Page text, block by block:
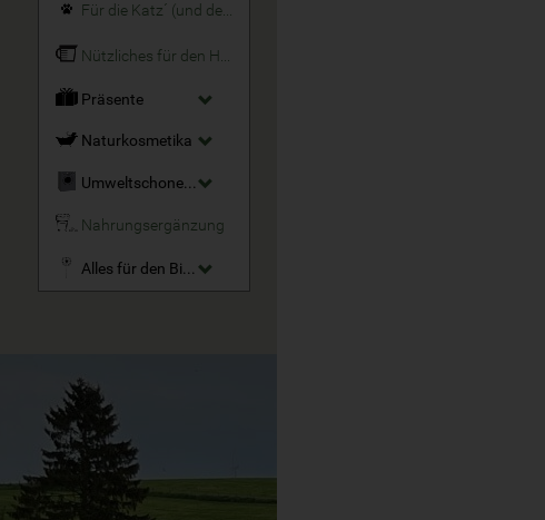
Für die Katz´ (und den Hund)
Präsente
Naturkosmetika
Umweltschonende Reinigungsmittel
Nahrungsergänzung
Alles für den Bio-Garten